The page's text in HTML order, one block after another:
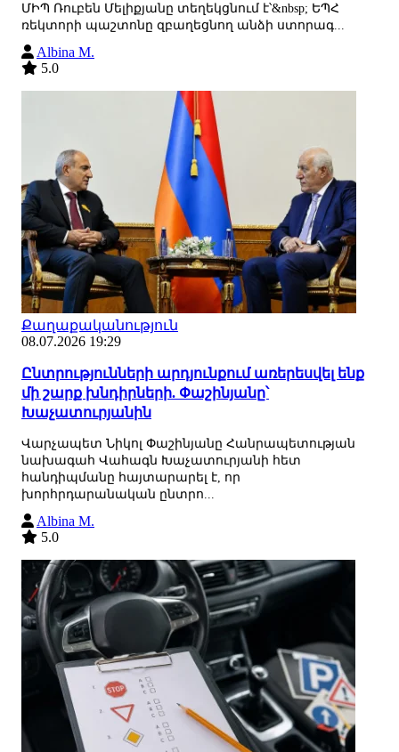
ՄԻՊ Ռուբեն Մելիքյանը տեղեկցնում է՝&nbsp; ԵՊՀ
ռեկտորի պաշտոնը զբաղեցնող անձի ստորագ...
Albina M.
5.0
Քաղաքականություն
08.07.2026 19:29
Ընտրությունների արդյունքում առերեսվել ենք
մի շարք խնդիրների. Փաշինյանը՝
Խաչատուրյանին
Վարչապետ Նիկոլ Փաշինյանը Հանրապետության
նախագահ Վահագն Խաչատուրյանի հետ
հանդիպմանը հայտարարել է, որ
խորհրդարանական ընտրո...
Albina M.
5.0